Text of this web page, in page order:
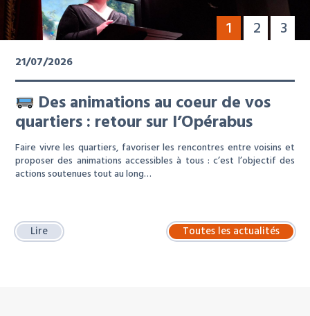
1 2 3
21/07/2026
Des animations au coeur de vos
quartiers : retour sur l’Opérabus
Faire vivre les quartiers, favoriser les rencontres entre voisins et
proposer des animations accessibles à tous : c’est l’objectif des
actions soutenues tout au long…
Lire Toutes les actualités